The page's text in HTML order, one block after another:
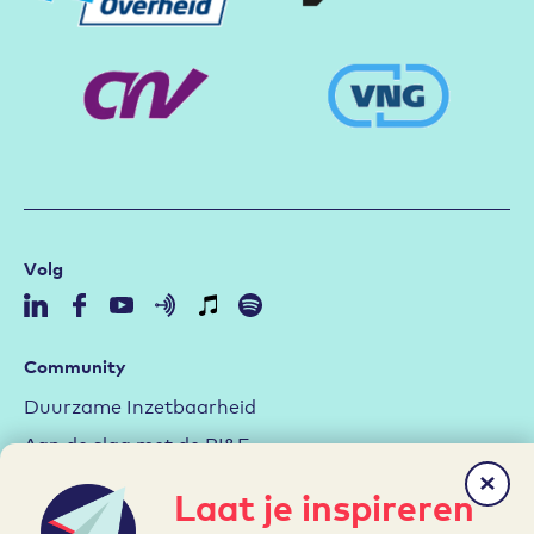
Laat je inspireren
Volg
Community
Duurzame Inzetbaarheid
Aan de slag met de RI&E
Arbeidsmarktstrategie
Hybride werken